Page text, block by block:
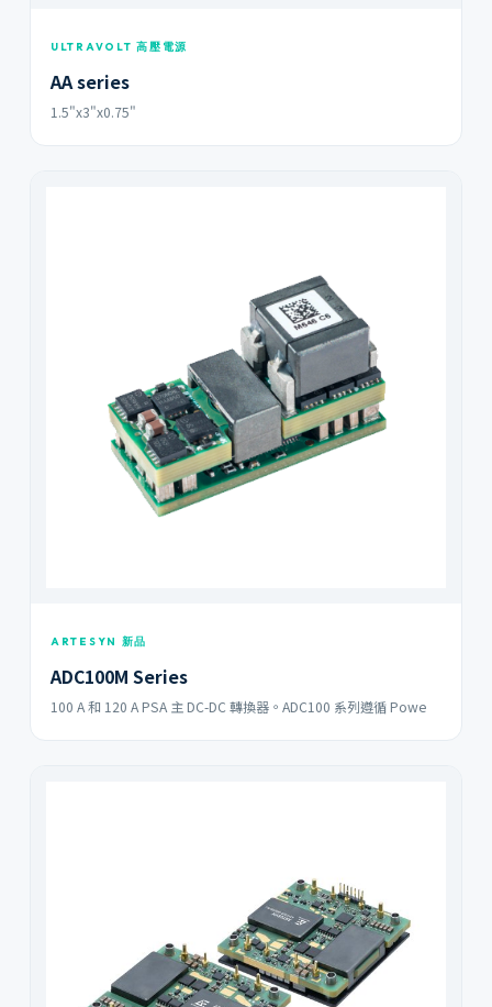
ULTRAVOLT 高壓電源
AA series
1.5"x3"x0.75"
ARTESYN 新品
ADC100M Series
100 A 和 120 A PSA 主 DC-DC 轉換器。ADC100 系列遵循 Powe